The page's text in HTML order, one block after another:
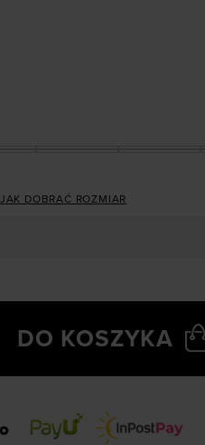
JAK DOBRAĆ ROZMIAR
DO KOSZYKA